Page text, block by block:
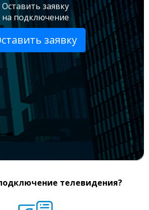
Оставить заявку
на подключение
заявку
телевидения?